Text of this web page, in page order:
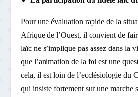
Pour une évaluation rapide de la
Afrique de l’Ouest, il convient de
laïc ne s’implique pas assez dans la
que l’animation de la foi est une
cela, il est loin de l’ecclésiologie du
qui insiste fortement sur une marche